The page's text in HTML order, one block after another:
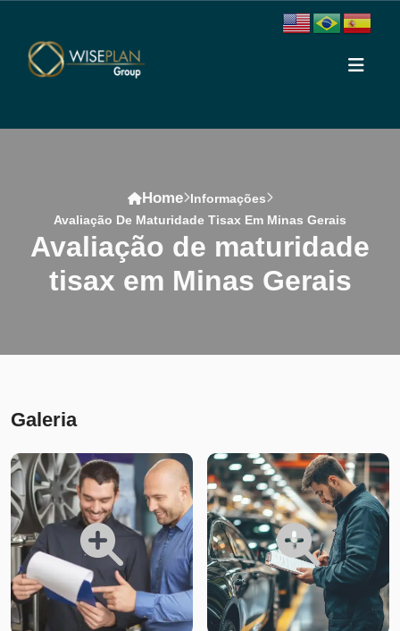
Home Informações
Avaliação De Maturidade Tisax Em Minas Gerais
avaliação de maturidade
tisax em Minas Gerais
Galeria